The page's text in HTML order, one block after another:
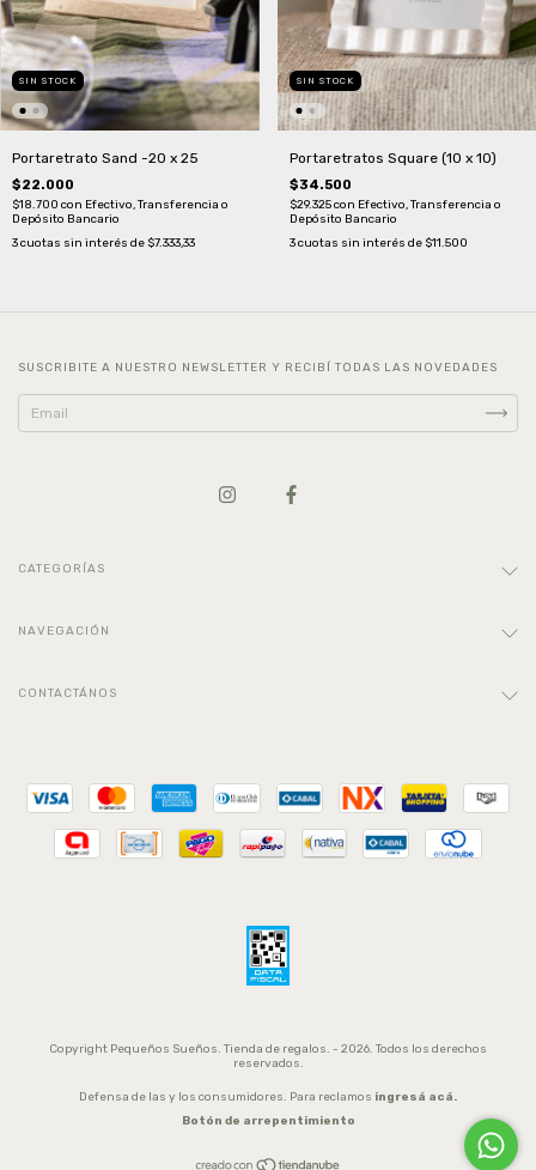
SIN STOCK
Portaretrato Sand -20 x 25
$22.000
$18.700 con Efectivo, Transferencia o
Depósito Bancario
3cuotas sin interés de $7.333,33
SIN STOCK
Portaretratos Square (10 x 10)
$34.500
$29.325con Efectivo, Transferencia o
Depósito Bancario
3 cuotas sin interés de $11.500
SUSCRIBITE A NUESTRO NEWSLETTER Y RECIBÍ TODAS LAS NOVEDADES
CATEGORÍAS
NAVEGACIÓN
CONTACTÁNOS
Copyright Pequeños Sueños. Tienda de regalos. - 2026. Todos los derechos
reservados.
Defensa de las y los consumidores. Para reclamos ingresá acá.
Botón de arrepentimiento